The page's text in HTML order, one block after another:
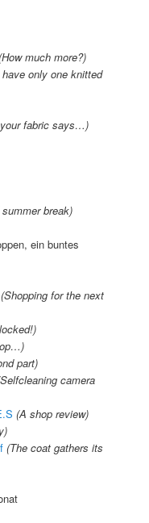
much more?)
only one knitted
fabric says…)
break)
ein buntes
(Shopping for the next
part)
camera
(A shop review)
(The coat gathers its